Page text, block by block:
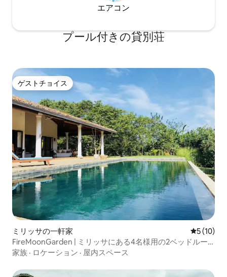
エアコン
プール付きの貸別荘
ゲストチョイス
ゲストチョイス
ミリッサの一軒家 レビュー
5 (10)
FireMoonGarden | ミリッサにある4名様用の2ベッドルー
ムの一軒家
家族 · ロケーション · 屋内スペース